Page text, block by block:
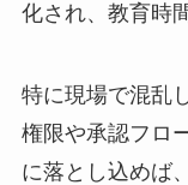
化され、教育時
特に現場で混乱
権限や承認フロ
に落とし込めば